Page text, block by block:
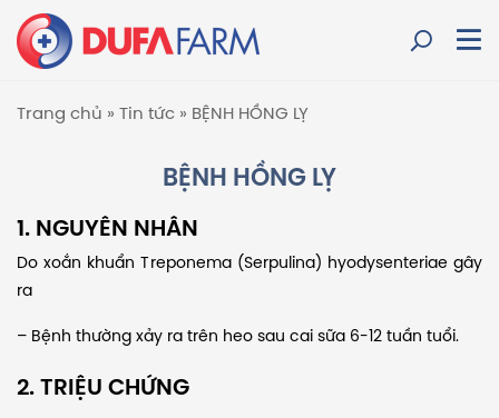
Trang chủ » Tin tức » BỆNH HỒNG LỴ
BỆNH HỒNG LỴ
1. NGUYÊN NHÂN
Do xoắn khuẩn Treponema (Serpulina) hyodysenteriae gây
ra
– Bệnh thường xảy ra trên heo sau cai sữa 6-12 tuần tuổi.
2. TRIỆU CHỨNG